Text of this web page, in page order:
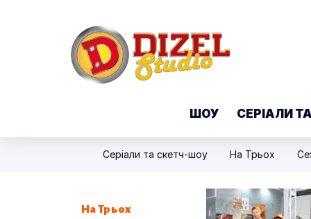
ШОУ СЕРІАЛИ
Серіали та скетч-шоу На Трьох
На Трьох